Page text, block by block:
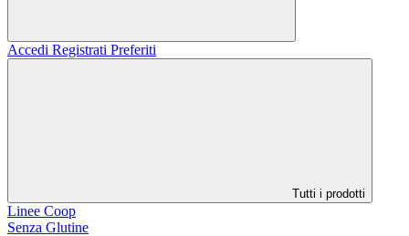
Accedi Registrati Preferiti
Tutti i prodotti
Linee Coop
Senza Glutine